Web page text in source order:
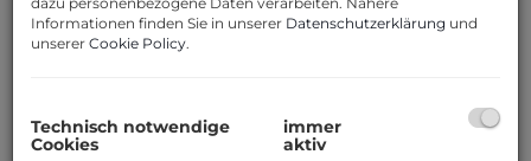
kH7w?si=YVZ9kTpKwhMiv7mV
traumhaftem Garten, beheiztem
Informationen finden Sie in unserer Datenschutzerklärung und
unserer Cookie Policy.
Technisch notwendige
Cookies
immer
aktiv